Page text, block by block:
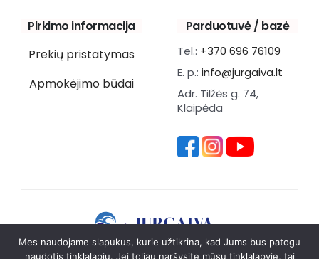
Pirkimo informacija
Prekių pristatymas
Apmokėjimo būdai
Parduotuvė / bazė
Tel.: +370 696 76109
E. p.: info@jurgaiva.lt
Adr. Tilžės g. 74,
Klaipėda
Mes naudojame slapukus, kurie užtikrina, kad Jums bus patogu
naudotis tinklalapiu. Jei toliau naršysite mūsų tinklalapyje, tai